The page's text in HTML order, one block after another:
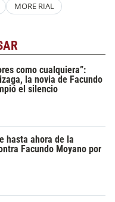
MORE RIAL
como cualquiera”:
la novia de Facundo
el silencio
hasta ahora de la
Facundo Moyano por